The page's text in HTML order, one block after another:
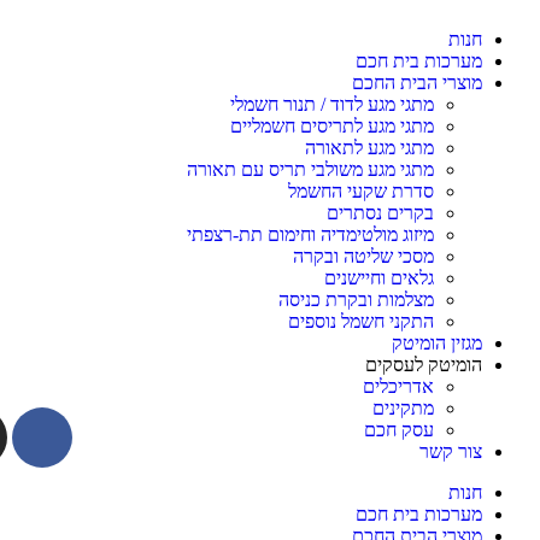
חנות
מערכות בית חכם
מוצרי הבית החכם
מתגי מגע לדוד / תנור חשמלי
מתגי מגע לתריסים חשמליים
מתגי מגע לתאורה
מתגי מגע משולבי תריס עם תאורה
סדרת שקעי החשמל
בקרים נסתרים
מיזוג מולטימדיה וחימום תת-רצפתי
מסכי שליטה ובקרה
גלאים וחיישנים
מצלמות ובקרת כניסה
התקני חשמל נוספים
מגזין הומיטק
הומיטק לעסקים
אדריכלים
מתקינים
עסק חכם
צור קשר
חנות
מערכות בית חכם
מוצרי הבית החכם